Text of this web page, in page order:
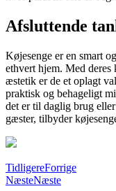
Afsluttende
Køjesenge er en smart
ethvert hjem. Med
æstetik er de et oplagt
praktisk og behageligt
det er til daglig brug
gæster, tilbyder
TidligereForrige
NæsteNæste